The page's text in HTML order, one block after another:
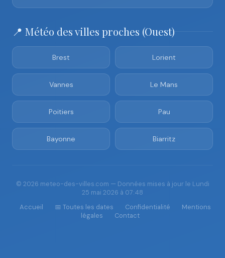
📍 Météo des villes proches (Ouest)
Brest Lorient
Vannes Le Mans
Poitiers Pau
Bayonne Biarritz
© 2026 meteo-des-villes.com — Données mises à jour le Lundi
25 mai 2026 à 07:48
Accueil
📅 Toutes les dates Confidentialité
Mentions
légales
Contact